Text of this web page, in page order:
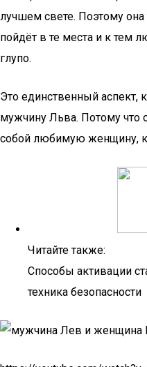
лучшем свете. Поэтому она
пойдёт в те места и к тем
глупо.
Это единственный аспект,
мужчину Льва. Потому что
собой любимую женщину,
Читайте также:
Способы активации
техника безопасности